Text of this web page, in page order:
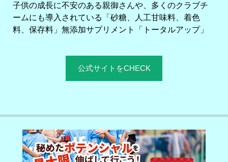
子供の成長に不安のある親御さんや、多くのクラブチ
ームにも導入されている「砂糖、人工甘味料、着色
料、保存料」無添加サプリメント「トータルアップ」
公式サイトをCHECK